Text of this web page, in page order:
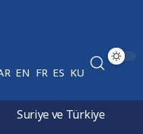
EN FR ES KU
Suriye ve Türkiye